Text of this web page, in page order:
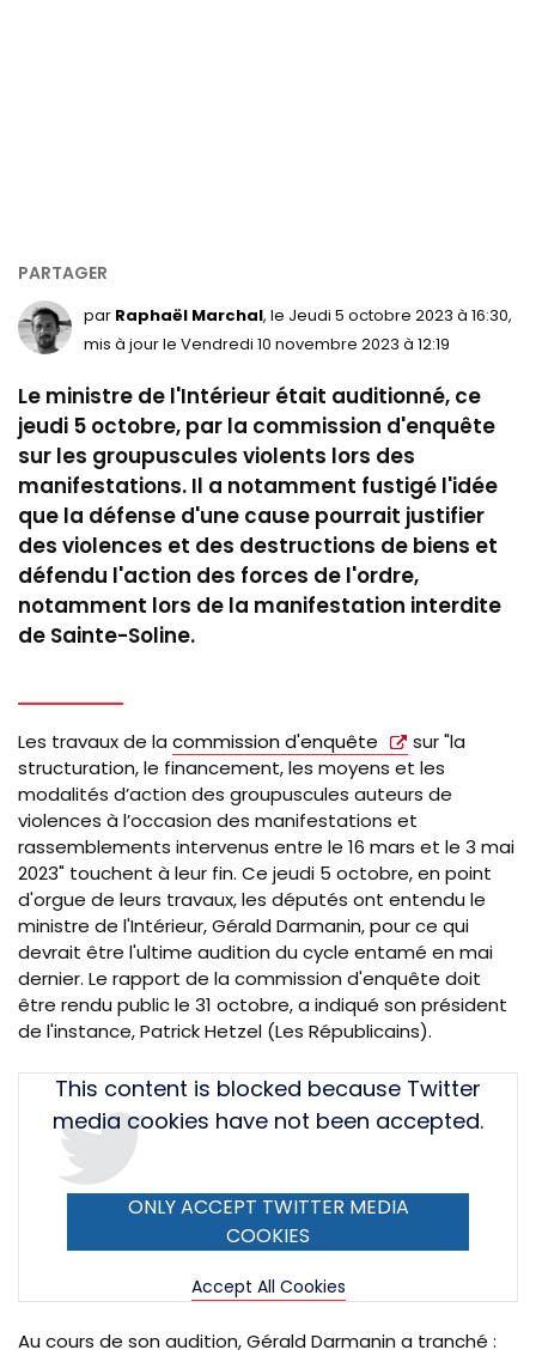
par Raphaël Marchal, le Jeudi 5 octobre 2023 à 16:30,
mis à jour le Vendredi 10 novembre 2023 à 12:19
Le ministre de l'Intérieur était auditionné, ce
jeudi 5 octobre, par la commission d'enquête
sur les groupuscules violents lors des
manifestations. Il a notamment fustigé l'idée
que la défense d'une cause pourrait justifier
des violences et des destructions de biens et
défendu l'action des forces de l'ordre,
notamment lors de la manifestation interdite
de Sainte-Soline.
Les travaux de la commission d'enquête
sur "la
structuration, le financement, les moyens et les
modalités d’action des groupuscules auteurs de
violences à l’occasion des manifestations et
rassemblements intervenus entre le 16 mars et le 3 mai
2023" touchent à leur fin. Ce jeudi 5 octobre, en point
d'orgue de leurs travaux, les députés ont entendu le
ministre de l'Intérieur, Gérald Darmanin, pour ce qui
devrait être l'ultime audition du cycle entamé en mai
dernier. Le rapport de la commission d'enquête doit
être rendu public le 31 octobre, a indiqué son président
de l'instance, Patrick Hetzel (Les Républicains).
TweetThis content is blocked because Twitter
media cookies have not been accepted.
ONLY ACCEPT TWITTER MEDIA
COOKIES
Accept All Cookies
Au cours de son audition, Gérald Darmanin a tranché :